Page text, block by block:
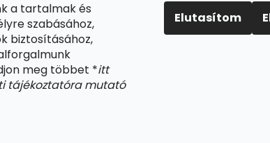
a tartalmak és
szabásához,
biztosításához,
meg többet *itt
tájékoztatóra mutató
Elutasítom
szerkesztése